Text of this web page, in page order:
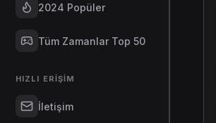
2024 Popüler
Tüm Zamanlar Top 50
HIZLI ERIŞIM
İletişim